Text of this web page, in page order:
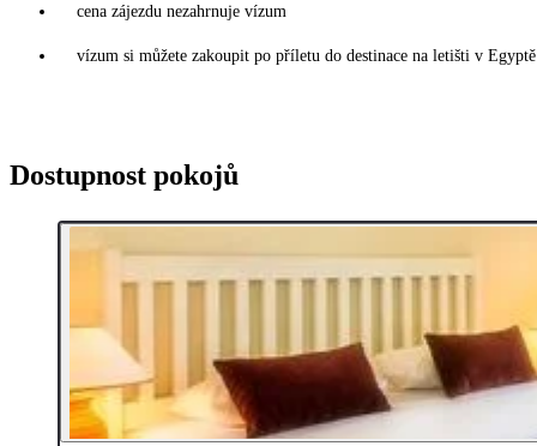
cena zájezdu nezahrnuje vízum
vízum si můžete zakoupit po příletu do destinace na letišti v
Dostupnost pokojů